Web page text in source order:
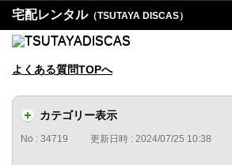
宅配レンタル（TSUTAYA DISCAS）
よくある質問TOPへ
カテゴリー表示
No : 34719 更新日時 : 2024/07/25 10:38